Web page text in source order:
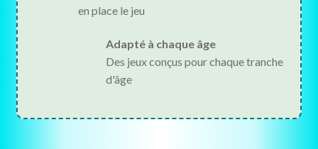
en place le jeu
Adapté à chaque âge
Des jeux conçus pour chaque tranche
d'âge